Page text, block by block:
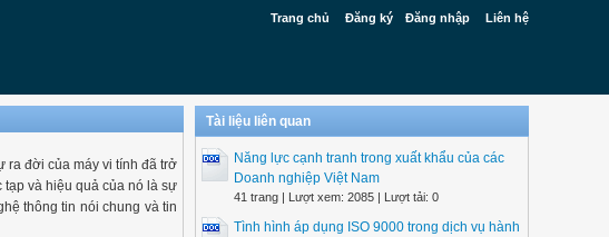
Trang chủ Đăng ký Đăng nhập Liên hệ
ra đời của máy vi tính đã trở
và hiệu quả của nó là sự
thông tin nói chung và tin
Tài liệu liên quan
Năng lực cạnh tranh trong xuất khẩu của các
Doanh nghiệp Việt Nam
41 trang | Lượt xem: 2085 | Lượt tải: 0
Tình hình áp dụng ISO 9000 trong dịch vụ hành